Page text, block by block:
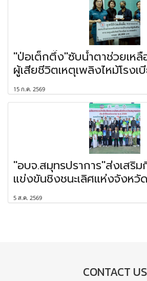
"ป่อเต็กตึ๊ง"ซับน้ำตาช่วยเห
ผู้เสียชีวิตเหตุเพลิงไหม้โรงเ
15 ก.ค. 2569
"อบจ.สมุทรปราการ"ส่งเสริม
แข่งขันชิงชนะเลิศแห่งจังหวั
5 ส.ค. 2569
CONTACT US